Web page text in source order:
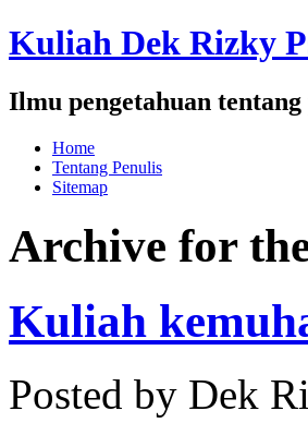
Kuliah Dek Rizky
Ilmu pengetahuan
Home
Tentang Penulis
Sitemap
Archive for
Kuliah
Posted by Dek